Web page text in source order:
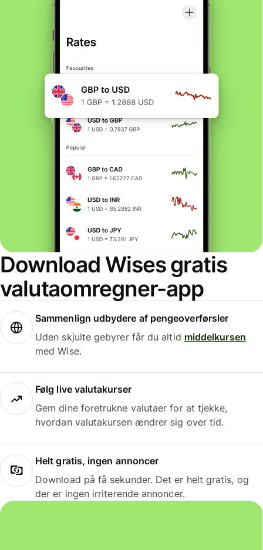
Download Wises gratis
valutaomregner-app
Sammenlign udbydere af pengeoverførsler
Uden skjulte gebyrer får du altid middelkursen
med Wise.
Følg live valutakurser
Gem dine foretrukne valutaer for at tjekke,
hvordan valutakursen ændrer sig over tid.
Helt gratis, ingen annoncer
Download på få sekunder. Det er helt gratis, og
der er ingen irriterende annoncer.